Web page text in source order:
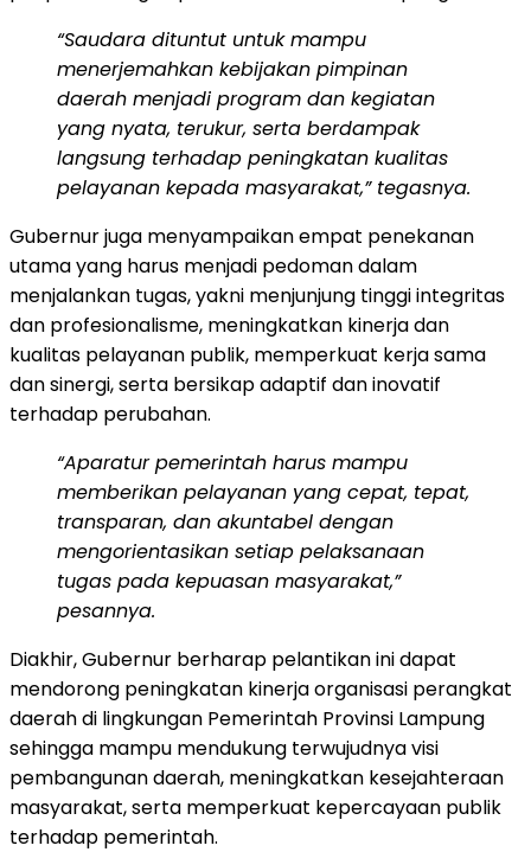
“Saudara dituntut untuk mampu
menerjemahkan kebijakan pimpinan
daerah menjadi program dan kegiatan
yang nyata, terukur, serta berdampak
langsung terhadap peningkatan kualitas
pelayanan kepada masyarakat,” tegasnya.
Gubernur juga menyampaikan empat penekanan
utama yang harus menjadi pedoman dalam
menjalankan tugas, yakni menjunjung tinggi integritas
dan profesionalisme, meningkatkan kinerja dan
kualitas pelayanan publik, memperkuat kerja sama
dan sinergi, serta bersikap adaptif dan inovatif
terhadap perubahan.
“Aparatur pemerintah harus mampu
memberikan pelayanan yang cepat, tepat,
transparan, dan akuntabel dengan
mengorientasikan setiap pelaksanaan
tugas pada kepuasan masyarakat,”
pesannya.
Diakhir, Gubernur berharap pelantikan ini dapat
mendorong peningkatan kinerja organisasi perangkat
daerah di lingkungan Pemerintah Provinsi Lampung
sehingga mampu mendukung terwujudnya visi
pembangunan daerah, meningkatkan kesejahteraan
masyarakat, serta memperkuat kepercayaan publik
terhadap pemerintah.